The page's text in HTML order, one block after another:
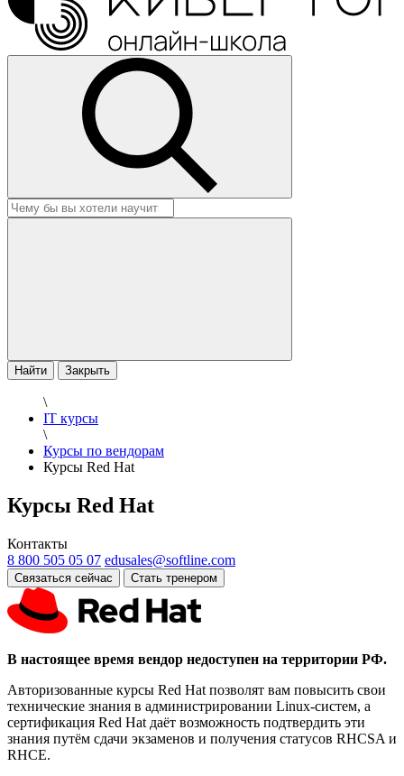
Найти Закрыть
\
IT курсы
\
Курсы по вендорам
Курсы Red Hat
Курсы Red Hat
Контакты
8 800 505 05 07 edusales@softline.com
Связаться сейчас Стать тренером
В настоящее время вендор недоступен на территории РФ.
Авторизованные курсы Red Hat позволят вам повысить свои
технические знания в администрировании Linux-систем, а
сертификация Red Hat даёт возможность подтвердить эти
знания путём сдачи экзаменов и получения статусов RHCSA и
RHCE.